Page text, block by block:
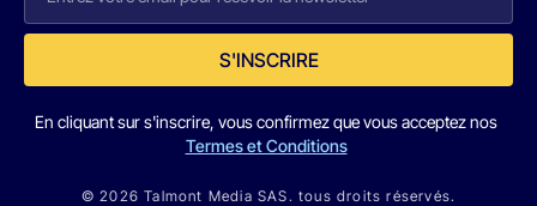
S'INSCRIRE
En cliquant sur s'inscrire, vous confirmez que vous acceptez nos
Termes et Conditions
© 2026 Talmont Media SAS. tous droits réservés.